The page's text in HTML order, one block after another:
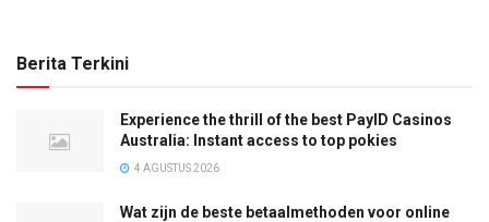
Berita Terkini
Experience the thrill of the best PayID Casinos
Australia: Instant access to top pokies
4 AGUSTUS 2026
Wat zijn de beste betaalmethoden voor online